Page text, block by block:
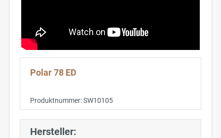
Polar 78 ED
Produktnummer:SW10105
Hersteller: